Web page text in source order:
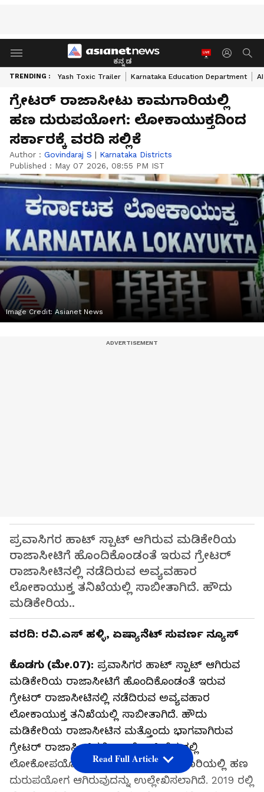
ಕನ್ನಡ
TRENDING : Yash Toxic Trailer Karnataka Education Department
ಗ್ರೇಟರ್ ರಾಜಾಸೀಟು ಕಾಮಗಾರಿಯಲ್ಲಿ
ಹಣ ದುರುಪಯೋಗ: ಲೋಕಾಯುಕ್ತದಿಂದ
ಸರ್ಕಾರಕ್ಕೆ ವರದಿ ಸಲ್ಲಿಕೆ
Author : Govindaraj S | Karnataka Districts
Published : May 07 2026, 08:55 PM IST
Image Credit: Asianet News
ಪ್ರವಾಸಿಗರ ಹಾಟ್ ಸ್ಪಾಟ್ ಆಗಿರುವ ಮಡಿಕೇರಿಯ
ರಾಜಾಸೀಟಿಗೆ ಹೊಂದಿಕೊಂಡಂತೆ ಇರುವ ಗ್ರೇಟರ್
ರಾಜಾಸೀಟಿನಲ್ಲಿ ನಡೆದಿರುವ ಅವ್ಯವಹಾರ
ಲೋಕಾಯುಕ್ತ ತನಿಖೆಯಲ್ಲಿ ಸಾಬೀತಾಗಿದೆ. ಹೌದು
ಮಡಿಕೇರಿಯ..
ವರದಿ: ರವಿ.ಎಸ್ ಹಳ್ಳಿ, ಏಷ್ಯಾನೆಟ್ ಸುವರ್ಣ ನ್ಯೂಸ್
ಕೊಡಗು (ಮೇ.07): ಪ್ರವಾಸಿಗರ ಹಾಟ್ ಸ್ಪಾಟ್ ಆಗಿರುವ
ಮಡಿಕೇರಿಯ ರಾಜಾಸೀಟಿಗೆ ಹೊಂದಿಕೊಂಡಂತೆ ಇರುವ
ಗ್ರೇಟರ್ ರಾಜಾಸೀಟಿನಲ್ಲಿ ನಡೆದಿರುವ ಅವ್ಯವಹಾರ
ಲೋಕಾಯುಕ್ತ ತನಿಖೆಯಲ್ಲಿ ಸಾಬೀತಾಗಿದೆ. ಹೌದು
ಮಡಿಕೇರಿಯ ರಾಜಾಸೀಟಿನ ಮತ್ತೊಂದು ಭಾಗವಾಗಿರುವ
ಗ್ರೇಟರ್ ರಾಜಾಸೀಟಿನಲ್ಲಿ 4.5 ಕೋಟಿ ವೆಚ್ಚದಲ್ಲಿ
ಲೋಕೋಪಯೋಗಿ ಇಲಾಖೆ ನಡೆಸಿದ ಕಾಮಗಾರಿಯಲ್ಲಿ ಹಣ
ದುರುಪಯೋಗ ಆಗಿರುವುದನ್ನು ಉಲ್ಲೇಖಿಸಲಾಗಿದೆ. 2019 ರಲ್ಲಿ
Read Full Article